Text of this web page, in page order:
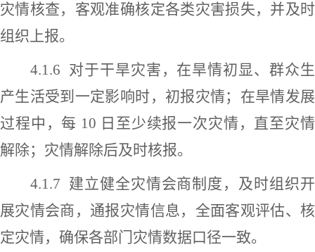
灾情核查，客观准确核定各类灾害损失，并及时
组织上报。
4.1.6 对于干旱灾害，在旱情初显、群众生
产生活受到一定影响时，初报灾情；在旱情发展
过程中，每 10 日至少续报一次灾情，直至灾情
解除；灾情解除后及时核报。
4.1.7 建立健全灾情会商制度，及时组织开
展灾情会商，通报灾情信息，全面客观评估、核
定灾情，确保各部门灾情数据口径一致。